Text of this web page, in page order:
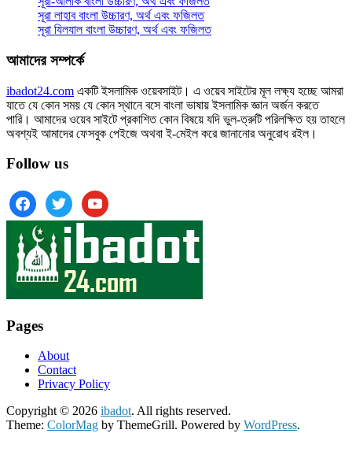
সূরা লাহাব‌‌‌ বাংলা উচ্চারণ, অর্থ এবং ফজিলত
সূরা যিলযাল বাংলা উচ্চারণ, অর্থ এবং ফজিলত
আমাদের সম্পর্কে
ibadot24.com একটি ইসলামিক ওয়েবসাইট। এ ওয়েব সাইটের মূল লক্ষ্য হচ্ছে আমরা
যাতে যে কোন সময় যে কোন স্থানে বসে বাংলা ভাষায় ইসলামিক জ্ঞান অর্জন করতে
পারি। আমাদের ওয়েব সাইটে প্রকাশিত কোন বিষয়ে যদি ভুল-ত্রুটি পরিলক্ষিত হয় তাহলে
অবশ্যই আমাদের ফেসবুক পেইজে অথবা ই-মেইল করে জানানোর অনুরোধ রইল।
Follow us
facebooktwitter youtube
Pages
About
Contact
Privacy Policy
Copyright © 2026 ibadot. All rights reserved.
Theme: ColorMag by ThemeGrill. Powered by WordPress.